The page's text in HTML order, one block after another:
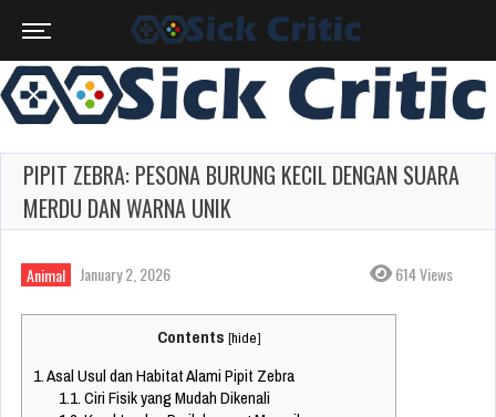
PIPIT ZEBRA: PESONA BURUNG KECIL DENGAN SUARA
MERDU DAN WARNA UNIK
Animal January 2, 2026 614 Views
Contents [hide]
1.Asal Usul dan Habitat Alami Pipit Zebra
1.1.Ciri Fisik yang Mudah Dikenali